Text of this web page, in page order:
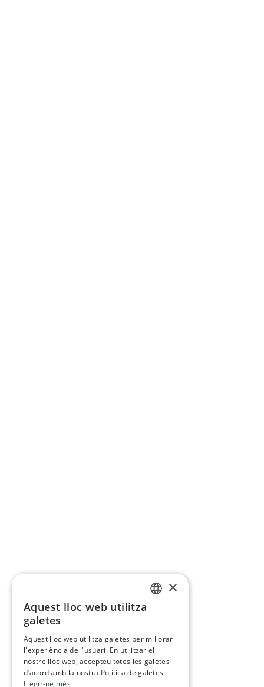
×
Aquest lloc web utilitza
galetes
Aquest lloc web utilitza galetes per millorar
l'experiència de l'usuari. En utilitzar el
nostre lloc web, accepteu totes les galetes
d’acord amb la nostra Política de galetes.
Llegir-ne més